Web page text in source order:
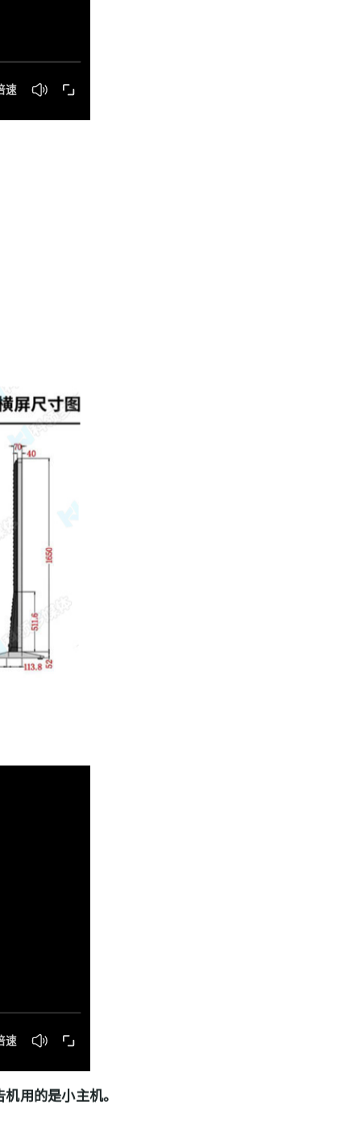
用的是小主机。